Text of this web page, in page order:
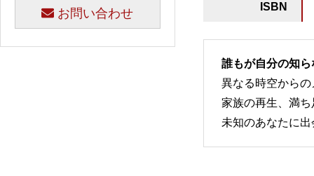
お問い合わせ ISBN
誰もが自分の知
異なる時空から
家族の再生、満
未知のあなたに